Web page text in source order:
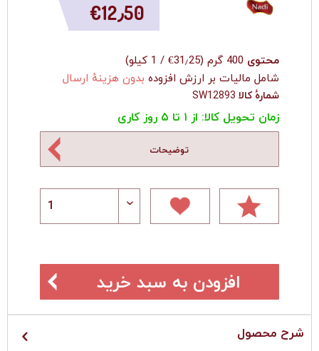
‎€12٫50
محتوی 400 گرم (‎€31٫25 / 1 کیلو
)
شامل مالیات بر ارزش افزوده بدون هزینهٔ ارسال
شمارهٔ کالا SW12893
زمان تحویل کالا: از ۱ تا ۵ روز کاری
توضیحات
افزودن به سبد خرید
شرح محصول